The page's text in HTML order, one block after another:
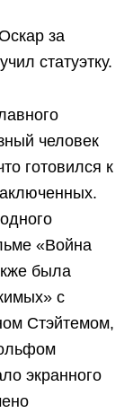
за
статуэтку.
человек
готовился к
«Война
была
с
Стэйтемом,
экранного